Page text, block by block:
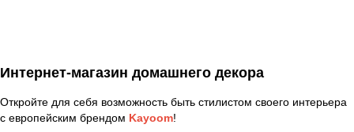
Интернет-магазин домашнего декора
Откройте для себя возможность быть стилистом своего интерьера
с европейским брендом Kayoom!